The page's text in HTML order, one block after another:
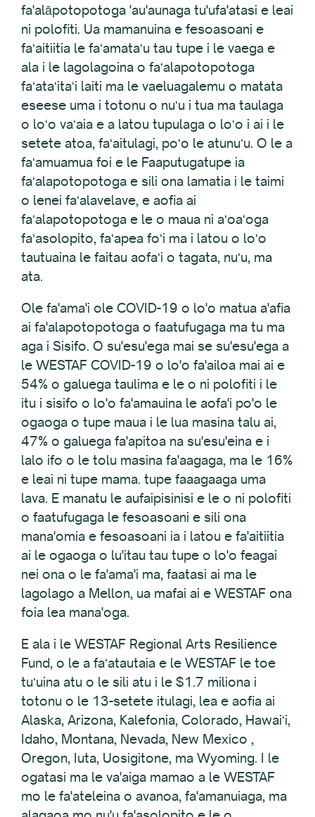
fa'alāpotopotoga 'au'aunaga tu'ufa'atasi e leai
ni polofiti. Ua mamanuina e fesoasoani e
faʻaitiitia le faʻamataʻu tau tupe i le vaega e
ala i le lagolagoina o faʻalapotopotoga
faʻataʻitaʻi laiti ma le vaeluagalemu o matata
eseese uma i totonu o nuʻu i tua ma taulaga
o loʻo vaʻaia e a latou tupulaga o loʻo i ai i le
setete atoa, faʻaitulagi, poʻo le atunuʻu. O le a
faʻamuamua foi e le Faaputugatupe ia
faʻalapotopotoga e sili ona lamatia i le taimi
o lenei faʻalavelave, e aofia ai
faʻalapotopotoga e le o maua ni aʻoaʻoga
faʻasolopito, faʻapea foʻi ma i latou o loʻo
tautuaina le faitau aofaʻi o tagata, nuʻu, ma
ata.
Ole fa'ama'i ole COVID-19 o lo'o matua a'afia
ai fa'alapotopotoga o faatufugaga ma tu ma
aga i Sisifo. O su'esu'ega mai se su'esu'ega a
le WESTAF COVID-19 o lo'o fa'ailoa mai ai e
54% o galuega taulima e le o ni polofiti i le
itu i sisifo o lo'o fa'amauina le aofa'i po'o le
ogaoga o tupe maua i le lua masina talu ai,
47% o galuega fa'apitoa na su'esu'eina e i
lalo ifo o le tolu masina fa'aagaga, ma le 16%
e leai ni tupe mama. tupe faaagaaga uma
lava. E manatu le aufaipisinisi e le o ni polofiti
o faatufugaga le fesoasoani e sili ona
mana'omia e fesoasoani ia i latou e fa'aitiitia
ai le ogaoga o lu'itau tau tupe o lo'o feagai
nei ona o le fa'ama'i ma, faatasi ai ma le
lagolago a Mellon, ua mafai ai e WESTAF ona
foia lea mana'oga.
E ala i le WESTAF Regional Arts Resilience
Fund, o le a faʻatautaia e le WESTAF le toe
tuʻuina atu o le sili atu i le $1.7 miliona i
totonu o le 13-setete itulagi, lea e aofia ai
Alaska, Arizona, Kalefonia, Colorado, Hawaiʻi,
Idaho, Montana, Nevada, New Mexico ,
Oregon, Iuta, Uosigitone, ma Wyoming. I le
ogatasi ma le va'aiga mamao a le WESTAF
mo le fa'ateleina o avanoa, fa'amanuiaga, ma